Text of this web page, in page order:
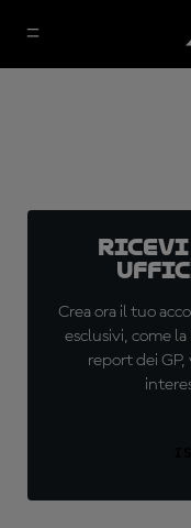
Crea ora il tuo
esclusivi, come
report dei